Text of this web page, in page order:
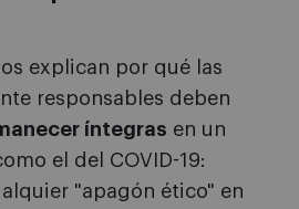
explican por qué las
responsables deben
íntegras en un
el del COVID-19:
"apagón ético" en